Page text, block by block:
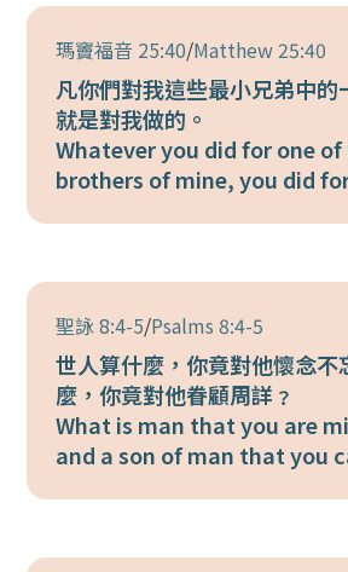
瑪竇福音 25:40/Matthew 25:40
凡你們對我這些最小兄弟中的
就是對我做的。
Whatever you did for one
brothers of mine, you did
聖詠 8:4-5/Psalms 8:4-5
世人算什麼，你竟對他懷念不
麼，你竟對他眷顧周詳﹖
What is man that you are
and a son of man that you